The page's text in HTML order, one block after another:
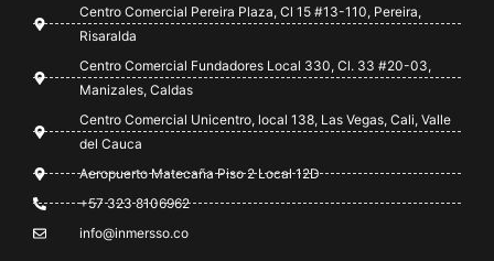
Centro Comercial Pereira Plaza, Cl 15 #13-110, Pereira,
Risaralda
Centro Comercial Fundadores Local 330, Cl. 33 #20-03,
Manizales, Caldas
Centro Comercial Unicentro, local 138, Las Vegas, Cali, Valle
del Cauca
Aeropuerto Matecaña Piso 2 Local 12D
+57 323 8106962
info@inmersso.co